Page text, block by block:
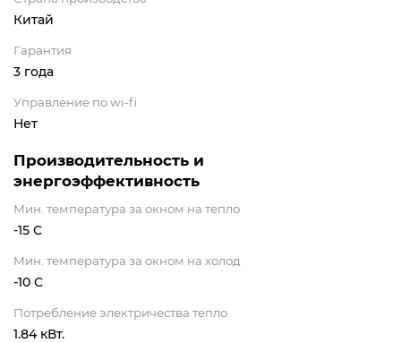
Китай
Гарантия
3 года
Управление по wi-fi
Нет
Производительность и
энергоэффективность
Мин. температура за окном на тепло
-15 С
Мин. температура за окном на холод
-10 С
Потребление электричества тепло
1.84 кВт.